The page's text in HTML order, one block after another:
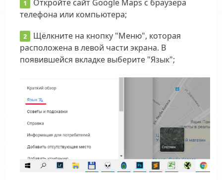
Откройте сайт Google Maps с браузера
телефона или компьютера;
Щёлкните на кнопку "Меню", которая
расположена в левой части экрана. В
появившейся вкладке выберите "Язык";